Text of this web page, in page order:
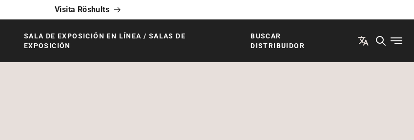
Visita Röshults
SALA DE EXPOSICIÓN EN LÍNEA / SALAS DE
EXPOSICIÓN
BUSCAR
DISTRIBUIDOR
Abrir